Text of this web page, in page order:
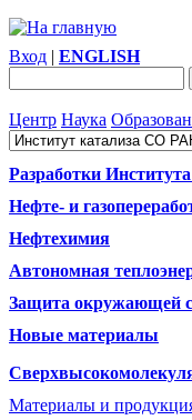
Вход | ENGLISH
Центр Наука
Разработки
Нефте- и
Нефтехимия
Автономная
Защита окружающей
Новые материалы
Материалы и